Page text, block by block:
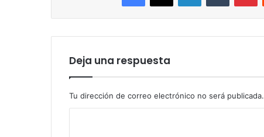
Deja una respuesta
Tu dirección de correo electrónico no será publicada.